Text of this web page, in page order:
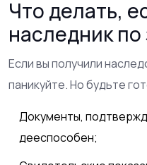
Что делать,
наследник
Если вы получили
паникуйте. Но будьте
Документы,
дееспособен;